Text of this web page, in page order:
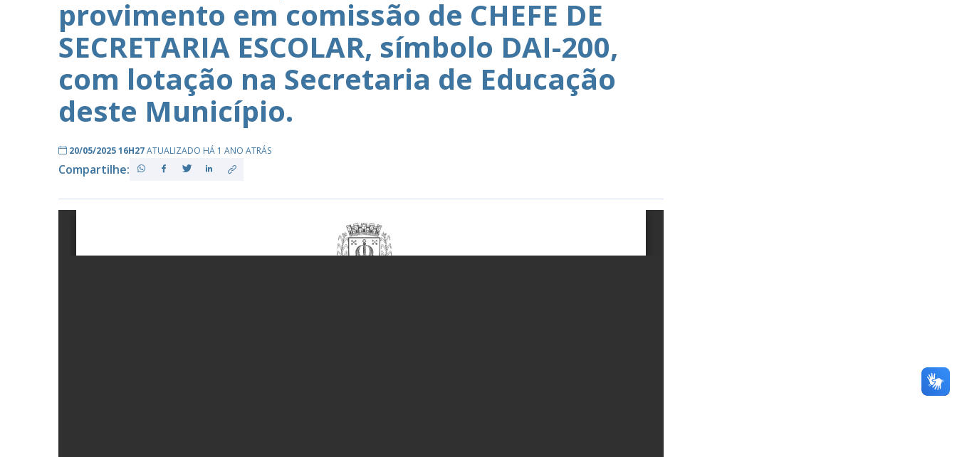
–
PB
provimento em comissão de CHEFE DE
SECRETARIA ESCOLAR, símbolo DAI-200,
com lotação na Secretaria de Educação
deste Município.
20/05/2025 16H27ATUALIZADO HÁ 1 ANO ATRÁS
Compartilhe: